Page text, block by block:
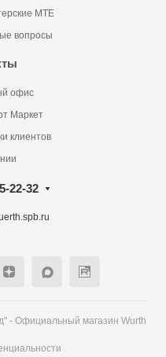
MTE
вопросы
офис
Маркет
клиентов
22-32
- Официальный магазин Wurth